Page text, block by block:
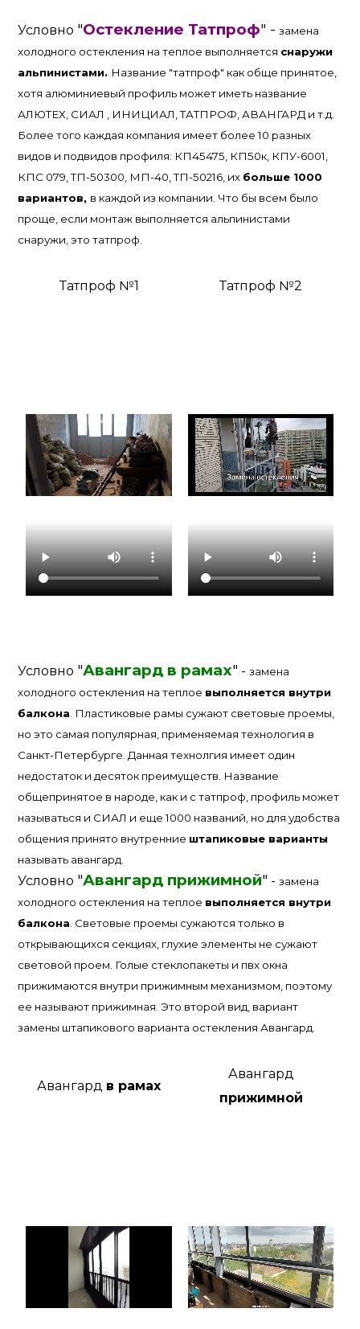
Условно "Остекление Татпроф" - замена
холодного остекления на теплое выполняется снаружи
альпинистами. Название "татпроф" как обще принятое,
хотя алюминиевый профиль может иметь название
АЛЮТЕХ, СИАЛ , ИНИЦИАЛ, ТАТПРОФ, АВАНГАРД и т.д.
Более того каждая компания имеет более 10 разных
видов и подвидов профиля: КП45475, КП50к, КПУ-6001,
КПС 079, ТП-50300, МП-40, ТП-50216, их больше 1000
вариантов, в каждой из компании. Что бы всем было
проще, если монтаж выполняется альпинистами
снаружи, это татпроф.
Татпроф №1 Татпроф №2
Условно "Авангард в рамах" -замена
холодного остекления на теплое выполняется внутри
балкона. Пластиковые рамы сужают световые проемы,
но это самая популярная, применяемая технология в
Санкт-Петербурге. Данная технолгия имеет один
недостаток и десяток преимуществ. Название
общепринятое в народе, как и с татпроф, профиль может
называться и СИАЛ и еще 1000 названий, но для удобства
общения принято внутренние штапиковые варианты
называть авангард.
Условно "Авангард прижимной" -замена
холодного остекления на теплое выполняется внутри
балкона. Световые проемы сужаются только в
открывающихся секциях, глухие элементы не сужают
световой проем. Голые стеклопакеты и пвх окна
прижимаются внутри прижимным механизмом, поэтому
ее называют прижимная. Это второй вид, вариант
замены штапикового варианта остекления Авангард.
Авангард в рамах
Авангард
прижимной